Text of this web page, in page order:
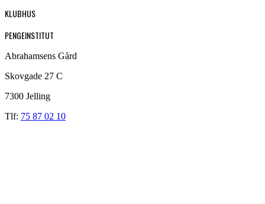
KLUBHUS
PENGEINSTITUT
Abrahamsens Gård
Skovgade 27 C
7300 Jelling
Tlf: 75 87 02 10